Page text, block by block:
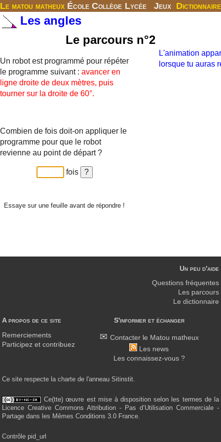
Le matou matheux École Collège Lycée Jeux Dictionnaire
Les angles
Le parcours n°2
Un robot est programmé pour répéter
le programme suivant : avancer en
ligne droite de deux mètres, puis
tourner sur la droite de 60°.
Combien de fois doit-on appliquer le
programme pour que le robot
revienne au point de départ ?
fois
Essaye sur une feuille avant de répondre !
L'animation
lorsque tu auras
A propos de ce site
Remerciements
Participez et contribuez
S'informer et échanger
Contacter le Matou matheux
Les news
Les connaissez-vous ?
Un peu d'aide
Questions fréquentes
Les parcours
Le dictionnaire
Ce site respecte la charte de l'anneau Sitinstit.
Ce(tte) œuvre est mise à disposition selon les termes de la
Licence Creative Commons Attribution - Pas d’Utilisation Commerciale -
Partage dans les Mêmes Conditions 3.0 France.
Contrôle pid_url